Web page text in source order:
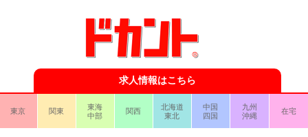
求人情報はこちら
東京 関東
東海
中部
関西
北海道
東北
中国
四国
九州
沖縄
在宅